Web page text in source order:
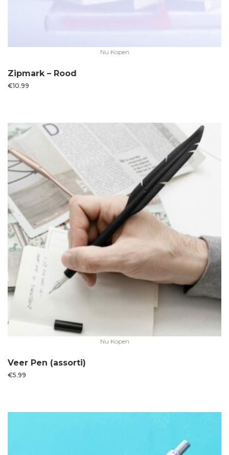
Nu Kopen
Zipmark – Rood
€10.99
Nu Kopen
Veer Pen (assorti)
€5.99